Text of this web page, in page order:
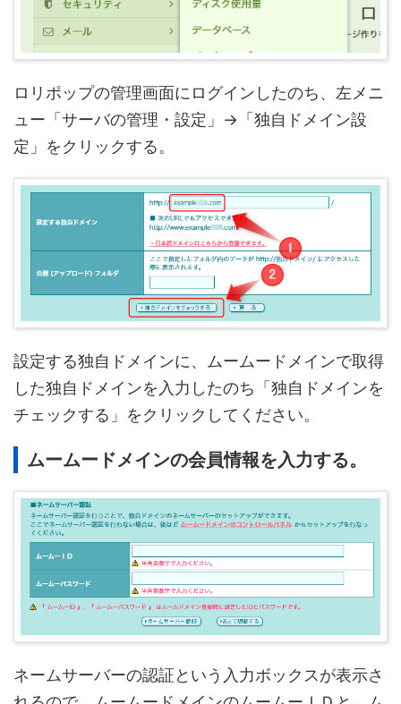
ロリポップの管理画面にログインしたのち、左メニ
ュー「サーバの管理・設定」→「独自ドメイン設
定」をクリックする。
設定する独自ドメインに、ムームードメインで取得
した独自ドメインを入力したのち「独自ドメインを
チェックする」をクリックしてください。
ムームードメインの会員情報を入力する。
ネームサーバーの認証という入力ボックスが表示さ